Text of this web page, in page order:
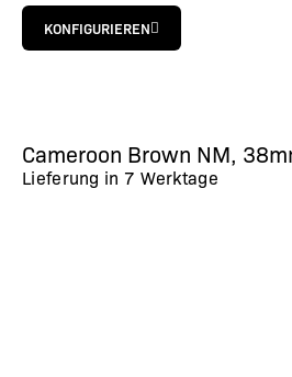
KONFIGURIEREN
Cameroon Brown NM,
Lieferung in 7 Werktage